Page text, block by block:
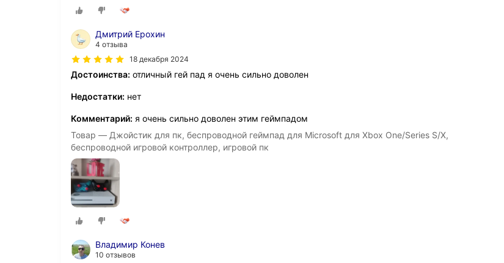
Дмитрий Ерохин
4 отзыва
18 декабря 2024
Достоинства: отличный гей пад я очень сильно доволен
Недостатки: нет
Комментарий: я очень сильно доволен этим геймпадом
Товар — Джойстик для пк, беспроводной геймпад для Microsoft для Xbox One/Series S/X,
беспроводной игровой контроллер, игровой пк
Владимир Конев
10 отзывов